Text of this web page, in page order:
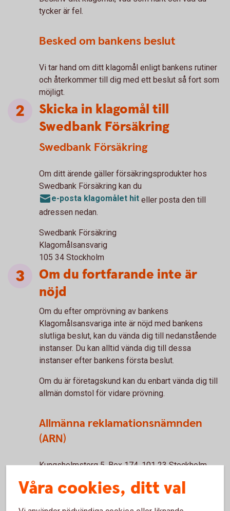
tycker är fel.
Besked om bankens beslut
Vi tar hand om ditt klagomål enligt bankens rutiner
och återkommer till dig med ett beslut så fort som
möjligt.
Skicka in klagomål till
Swedbank Försäkring
Swedbank Försäkring
Om ditt ärende gäller försäkringsprodukter hos
Swedbank Försäkring kan du
e-posta klagomålet hit eller posta den till
adressen nedan.
Swedbank Försäkring
Klagomålsansvarig
105 34 Stockholm
Om du fortfarande inte är
nöjd
Om du efter omprövning av bankens
Klagomålsansvariga inte är nöjd med bankens
slutliga beslut, kan du vända dig till nedanstående
instanser. Du kan alltid vända dig till dessa
instanser efter bankens första beslut.
Om du är företagskund kan du enbart vända dig till
allmän domstol för vidare prövning.
Allmänna reklamationsnämnden
(ARN)
Kungsholmstorg 5, Box 174, 101 23 Stockholm,
ARN är en statlig myndighet vars uppgift är att
Våra cookies, ditt val